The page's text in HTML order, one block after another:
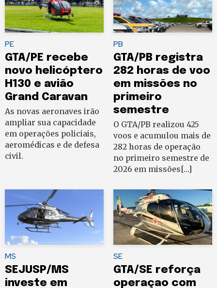
PE
GTA/PE recebe
novo helicóptero
H130 e avião
Grand Caravan
As novas aeronaves irão
ampliar sua capacidade
em operações policiais,
aeromédicas e de defesa
civil.
PB
GTA/PB registra
282 horas de voo
em missões no
primeiro
semestre
O GTA/PB realizou 425
voos e acumulou mais de
282 horas de operação
no primeiro semestre de
2026 em missões[…]
MS
SEJUSP/MS
investe em
SE
GTA/SE reforça
operaçao com